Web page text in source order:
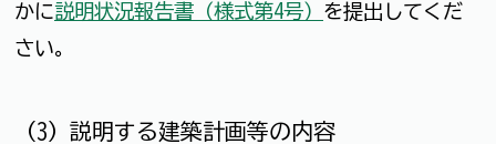
かに説明状況報告書（様式第4号） を提出してくだ
さい。
（3）説明する建築計画等の内容